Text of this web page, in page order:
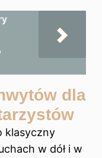
dla
klasyczny
w dół i w